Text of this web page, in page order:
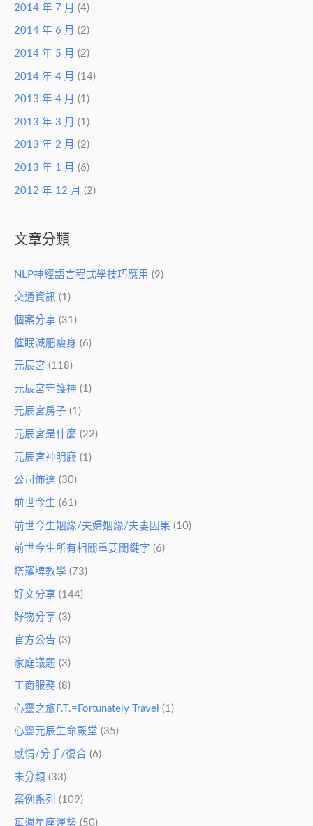
2014 年 7 月 (4)
2014 年 6 月 (2)
2014 年 5 月 (2)
2014 年 4 月 (14)
2013 年 4 月 (1)
2013 年 3 月 (1)
2013 年 2 月 (2)
2013 年 1 月 (6)
2012 年 12 月 (2)
文章分類
NLP神經語言程式學技巧應用 (9)
交通資訊 (1)
個案分享 (31)
催眠減肥瘦身 (6)
元辰宮 (118)
元辰宮守護神 (1)
元辰宮房子 (1)
元辰宮是什麼 (22)
元辰宮神明廳 (1)
公司佈達 (30)
前世今生 (61)
前世今生姻緣/夫婦姻緣/夫妻因果 (10)
前世今生所有相關重要關鍵字 (6)
塔羅牌教學 (73)
好文分享 (144)
好物分享 (3)
官方公告 (3)
家庭議題 (3)
工商服務 (8)
心靈之旅F.T.=Fortunately Travel (1)
心靈元辰生命殿堂 (35)
感情/分手/復合 (6)
未分類 (33)
案例系列 (109)
每週星座運勢 (50)